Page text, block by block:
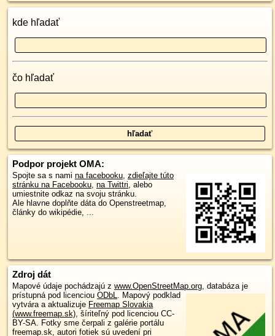
kde hľadať
čo hľadať
Podpor projekt OMA:
Spojte sa s nami na facebooku, zdieľajte túto
stránku na Facebooku, na Twittri, alebo
umiestnite odkaz na svoju stránku.
Ale hlavne doplňte dáta do Openstreetmap,
články do wikipédie, ...
Zdroj dát
Mapové údaje pochádzajú z www.OpenStreetMap.org, databáza je
prístupná pod licenciou ODbL. Mapový podklad
vytvára a aktualizuje Freemap Slovakia
(www.freemap.sk), šíriteľný pod licenciou CC-
BY-SA. Fotky sme čerpali z galérie portálu
freemap.sk, autori fotiek sú uvedení pri